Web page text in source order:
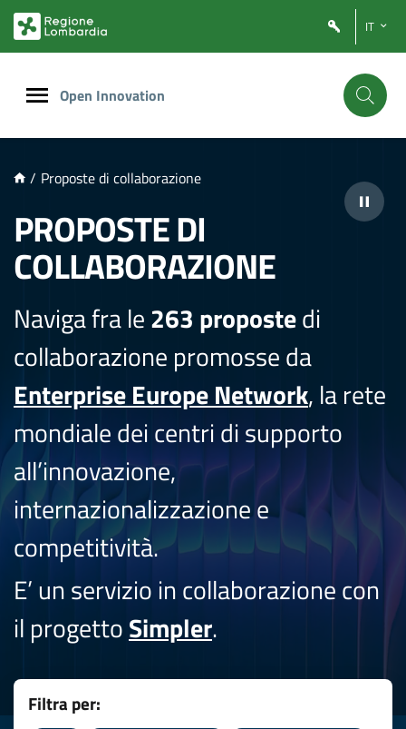
PRINCIPALE
IT
Open Innovation
/ Proposte di collaborazione
PROPOSTE DI
COLLABORAZIONE
Naviga fra le263 propostedi
collaborazione promosse da
Enterprise Europe Network, la rete
mondiale dei centri di supporto
all’innovazione,
internazionalizzazione e
competitività.
E’ un servizio in collaborazione con
il progettoSimpler.
Filtra per: